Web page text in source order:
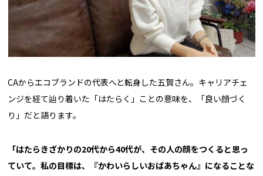
CAからエコブランドの代表へと転身した五賀さん。キャリアチェ
ンジを経て辿り着いた「はたらく」ことの意味を、「良い顔づく
り」だと語ります。
「はたらきざかりの20代から40代が、その人の顔をつくると思っ
ていて。私の目標は、『かわいらしいおばあちゃん』になることな